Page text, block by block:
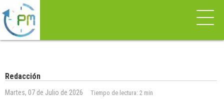
Redacción
Martes, 07 de Julio de 2026 Tiempo de lectura: 2 min